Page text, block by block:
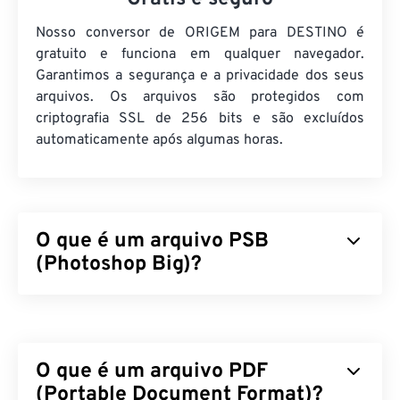
Nosso conversor de ORIGEM para DESTINO é
gratuito e funciona em qualquer navegador.
Garantimos a segurança e a privacidade dos seus
arquivos. Os arquivos são protegidos com
criptografia SSL de 256 bits e são excluídos
automaticamente após algumas horas.
O que é um arquivo PSB
(Photoshop Big)?
Qualquer arquivo do Photoshop com mais de dois
gigabytes (GB) pode ser salvo como PSB. Além
O que é um arquivo PDF